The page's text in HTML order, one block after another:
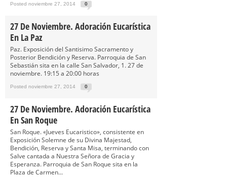
Posted noviembre 27, 2014 0
27 De Noviembre. Adoración Eucarística
En La Paz
Paz. Exposición del Santisimo Sacramento y
Posterior Bendición y Reserva. Parroquia de San
Sebastián sita en la calle San Salvador, 1. 27 de
noviembre. 19:15 a 20:00 horas
Posted noviembre 27, 2014 0
27 De Noviembre. Adoración Eucarística
En San Roque
San Roque. «Jueves Eucaristico», consistente en
Exposición Solemne de su Divina Majestad,
Bendición, Reserva y Santa Misa, terminando con
Salve cantada a Nuestra Señora de Gracia y
Esperanza. Parroquia de San Roque sita en la
Plaza de Carmen...